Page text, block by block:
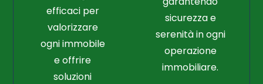
efficaci per
valorizzare
ogni immobile
e offrire
soluzioni
sicurezza e
serenità in ogni
operazione
immobiliare.